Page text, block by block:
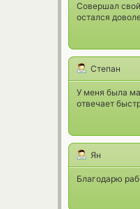
Совершал свой
остался
Степан
У меня была
отвечает
Ян
Благодарю